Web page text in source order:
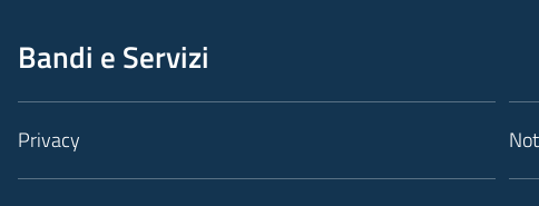
Bandi e Servizi
Privacy